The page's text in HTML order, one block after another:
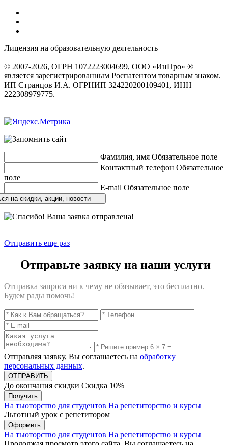
Лицензия на образовательную деятельность
© 2007-2026, ОГРН 1072223004699, ООО «ИнПро» ®
является зарегистрированным Роспатентом товарным знаком.
ИП Странцов И.А. ОГРНИП 324220200109401, ИНН
222308979775.
Фамилия, имя Обязательное поле
Контактный телефон Обязательное
поле
E-mail Обязательное поле
на скидки, акции, новости
Отправить еще раз
Отправьте заявку на наши услуги
Отправка запроса ни к чему не обязывает, это бесплатно.
Будем рады помочь!
Отправляя заявку, Вы соглашаетесь на обработку
персональных данных.
До окончания скидки Скидка 10%
Получить
На тьюторство для студентов На репетиторство и курсы
Льготный урок с репетитором
Оформить
На тьюторство для студентов На репетиторство и курсы